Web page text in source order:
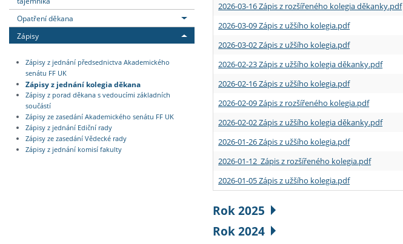
Opatření děkana
Zápisy
Zápisy z jednání předsednictva Akademického
senátu FF UK
Zápisy z jednání kolegia děkana
Zápisy z porad děkana s vedoucími základních
součástí
Zápisy ze zasedání Akademického senátu FF UK
Zápisy z jednání Ediční rady
Zápisy ze zasedání Vědecké rady
Zápisy z jednání komisí fakulty
2026-03-16 Zápis z rozšířeného kolegia děkanky.pdf
2026-03-09 Zápis z užšího kolegia.pdf
2026-03-02 Zápis z užšího kolegia.pdf
2026-02-23 Zápis z užšího kolegia děkanky.pdf
2026-02-16 Zápis z užšího kolegia.pdf
2026-02-09 Zápis z rozšířeného kolegia.pdf
2026-02-02 Zápis z užšího kolegia děkanky.pdf
2026-01-26 Zápis z užšího kolegia.pdf
2026-01-12 Zápis z rozšířeného kolegia.pdf
2026-01-05 Zápis z užšího kolegia.pdf
Rok 2025
Rok 2024